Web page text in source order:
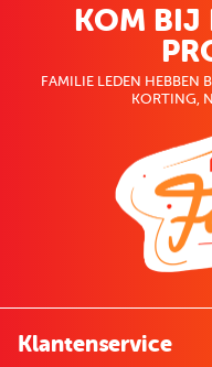
KOM BIJ
FAMILIE LEDEN HEBBEN
KORTING,
Klantenservice